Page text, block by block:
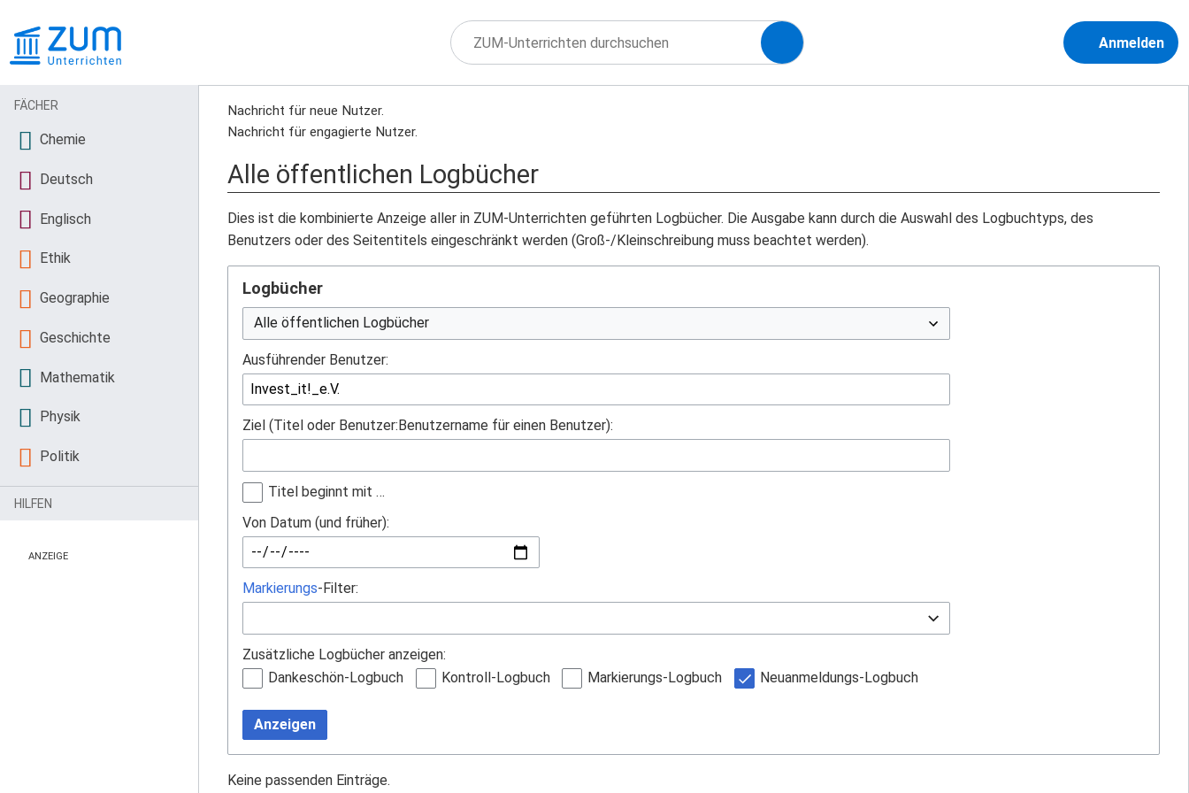
Anmelden
Nachricht für neue Nutzer.
Nachricht für engagierte Nutzer.
Alle öffentlichen Logbücher
Dies ist die kombinierte Anzeige aller in ZUM-Unterrichten geführten Logbücher. Die Ausgabe kann durch die Auswahl des Logbuchtyps, des
Benutzers oder des Seitentitels eingeschränkt werden (Groß-/Kleinschreibung muss beachtet werden).
Logbücher
Ausführender Benutzer:
Ziel (Titel oder Benutzer:Benutzername für einen Benutzer):
Titel beginnt mit …
Von Datum (und früher):
Markierungs-Filter:
Zusätzliche Logbücher anzeigen:
Dankeschön-Logbuch
Kontroll-Logbuch Markierungs-Logbuch Neuanmeldungs-Logbuch
Anzeigen
Keine passenden Einträge.
FÄCHER
Chemie
Deutsch
Englisch
Ethik
Geographie
Geschichte
Mathematik
Physik
Politik
HILFEN
ANZEIGE